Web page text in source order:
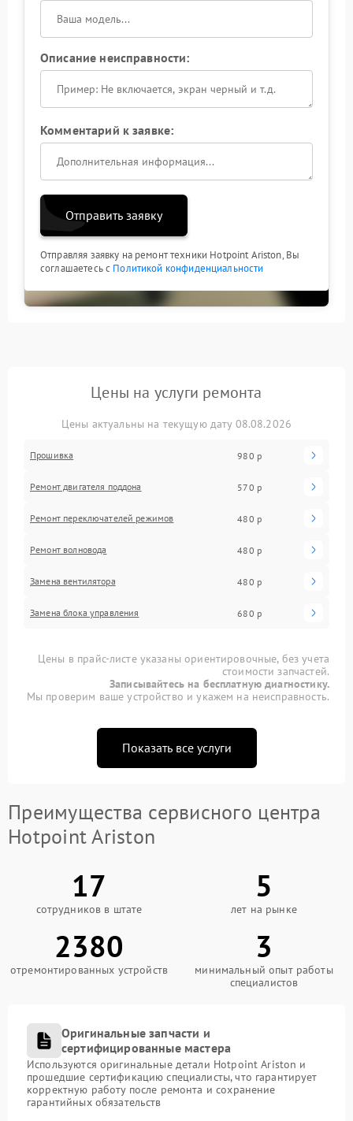
Описание неисправности:
Комментарий к заявке:
Отправить заявку
Отправляя заявку на ремонт техники Hotpoint Ariston, Вы
соглашаетесь с Политикой конфиденциальности
Цены на услуги ремонта
Цены актуальны на текущую дату 08.08.2026
Прошивка 980 р
Ремонт двигателя поддона 570 р
Ремонт переключателей режимов 480 р
Ремонт волновода 480 р
Замена вентилятора 480 р
Замена блока управления 680 р
Цены в прайс-листе указаны ориентировочные, без учета
стоимости запчастей.
Записывайтесь на бесплатную диагностику.
Мы проверим ваше устройство и укажем на неисправность.
Показать все услуги
Преимущества сервисного центра
Hotpoint Ariston
17
сотрудников в штате
5
лет на рынке
2380
отремонтированных устройств
3
минимальный опыт работы
специалистов
Оригинальные запчасти и
сертифицированные мастера
Используются оригинальные детали Hotpoint Ariston и
прошедшие сертификацию специалисты, что гарантирует
корректную работу после ремонта и сохранение
гарантийных обязательств